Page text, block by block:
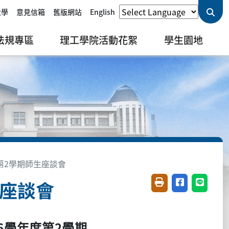
意見信箱 舊版網站 English
規專區 理工學院活動花絮 學生園地
2學期師生座談會
談會 友善列印(開新視窗)
分享至臉書(
分享至